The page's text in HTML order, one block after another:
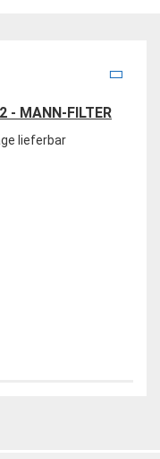
MANN-FILTER
lieferbar